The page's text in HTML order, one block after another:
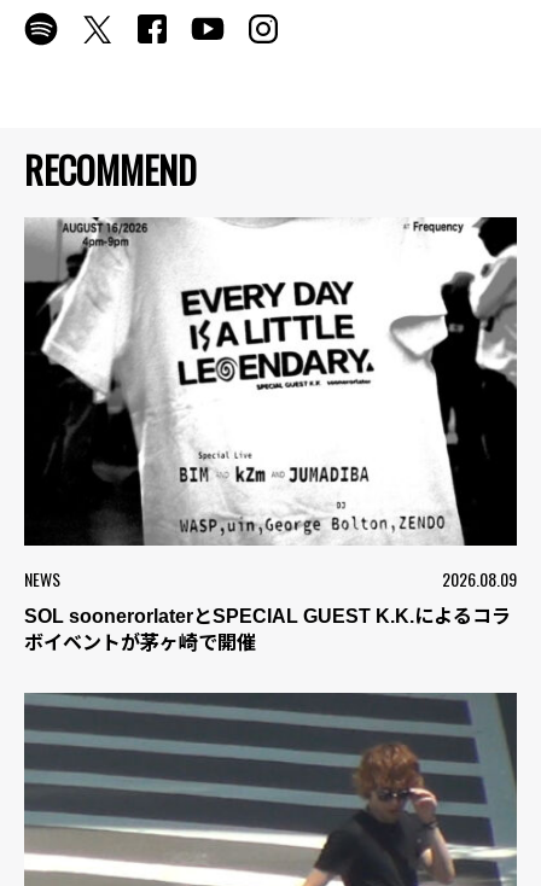
RECOMMEND
NEWS 2026.08.09
SOL soonerorlaterとSPECIAL GUEST K.K.によるコラ
ボイベントが茅ヶ崎で開催